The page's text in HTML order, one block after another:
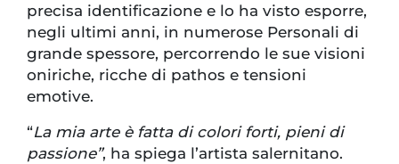
precisa identificazione e lo ha visto esporre,
negli ultimi anni, in numerose Personali di
grande spessore, percorrendo le sue visioni
oniriche, ricche di pathos e tensioni
emotive.
“La mia arte è fatta di colori forti, pieni di
passione”, ha spiega l’artista salernitano.